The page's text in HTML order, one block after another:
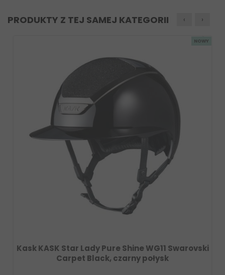
PRODUKTY Z TEJ SAMEJ KATEGORII
Pure Shine WG11 Swarovski
czarny połysk
Rękawiczki letnie
‹ ›